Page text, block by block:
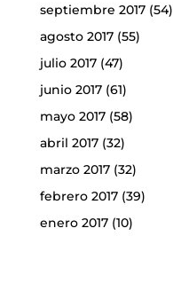
septiembre 2017(54)
agosto 2017(55)
julio 2017(47)
junio 2017(61)
mayo 2017(58)
abril 2017(32)
marzo 2017(32)
febrero 2017(39)
enero 2017(10)